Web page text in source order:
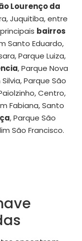
Lourenço da
Juquitiba, entre
bairros
Santo Eduardo,
Parque Luiza,
, Parque Nova
Parque São
Centro,
Fabiana, Santo
, Parque São
São Francisco.